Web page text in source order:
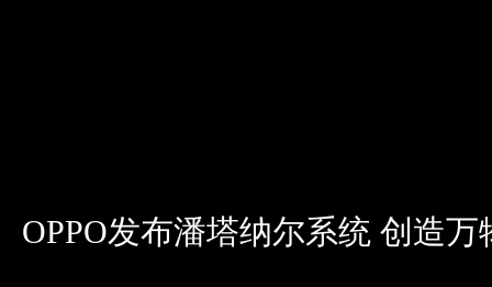
OPPO发布潘塔纳尔系统 创造